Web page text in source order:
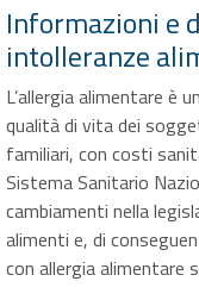
Informazioni e
intolleranze
L’allergia alimentare è
qualità di vita dei
familiari, con costi
Sistema Sanitario
cambiamenti nella
alimenti e, di
con allergia alimentare